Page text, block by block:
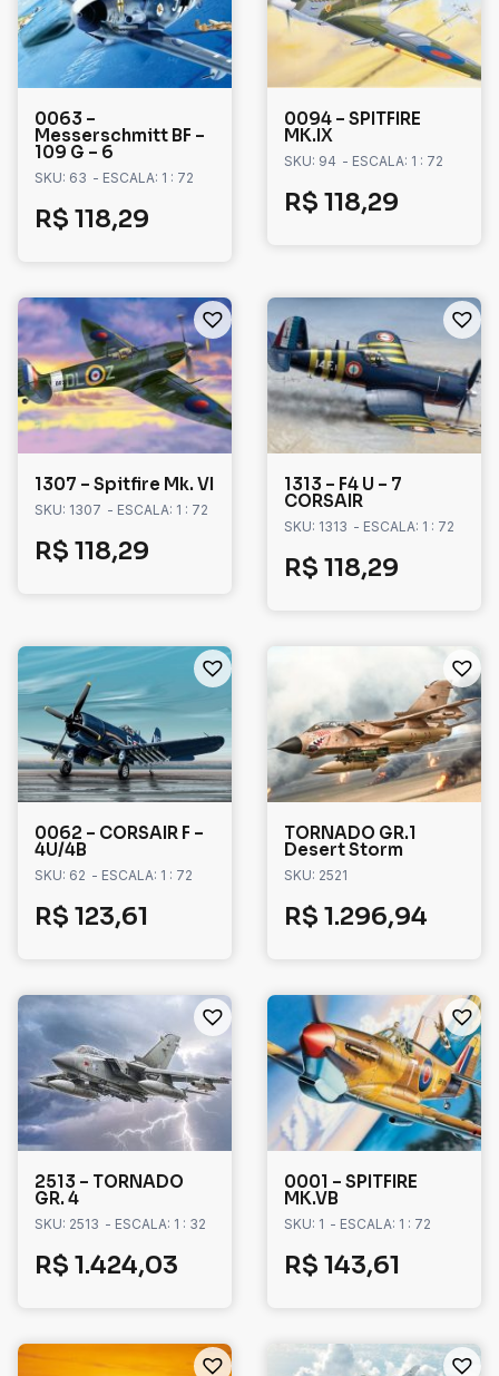
0063 –
Messerschmitt BF –
109 G – 6
SKU: 63 - ESCALA: 1 : 72
R$ 118,29
0094 – SPITFIRE
MK.IX
SKU: 94 - ESCALA: 1 : 72
R$ 118,29
1307 – Spitfire Mk. VI
SKU: 1307 - ESCALA: 1 : 72
R$ 118,29
1313 – F4 U – 7
CORSAIR
SKU: 1313 - ESCALA: 1 : 72
R$ 118,29
0062 – CORSAIR F –
4U/4B
SKU: 62 - ESCALA: 1 : 72
R$ 123,61
TORNADO GR.1
Desert Storm
SKU: 2521
R$ 1.296,94
2513 – TORNADO
GR. 4
SKU: 2513 - ESCALA: 1 : 32
R$ 1.424,03
0001 – SPITFIRE
MK.VB
SKU: 1 - ESCALA: 1 : 72
R$ 143,61